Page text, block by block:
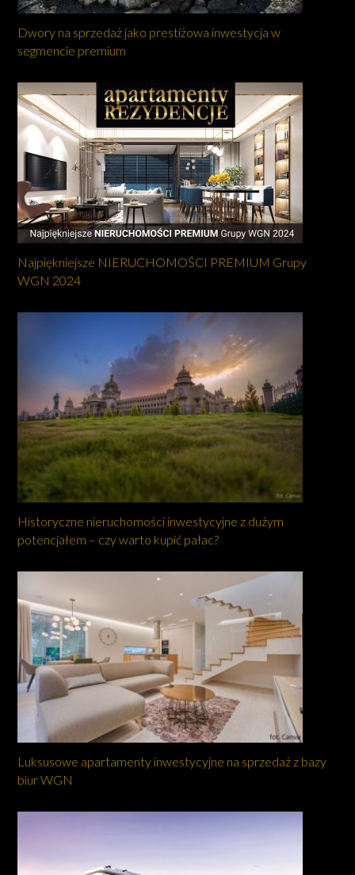
Dwory na sprzedaż jako prestiżowa inwestycja w
segmencie premium
Najpiękniejsze NIERUCHOMOŚCI PREMIUM Grupy
WGN 2024
Historyczne nieruchomości inwestycyjne z dużym
potencjałem – czy warto kupić pałac?
Luksusowe apartamenty inwestycyjne na sprzedaż z bazy
biur WGN